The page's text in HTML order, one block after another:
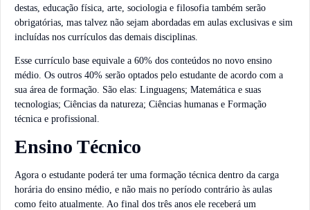
destas, educação física, arte, sociologia e filosofia também serão
obrigatórias, mas talvez não sejam abordadas em aulas exclusivas e sim
incluídas nos currículos das demais disciplinas.
Esse currículo base equivale a 60% dos conteúdos no novo ensino
médio. Os outros 40% serão optados pelo estudante de acordo com a
sua área de formação. São elas: Linguagens; Matemática e suas
tecnologias; Ciências da natureza; Ciências humanas e Formação
técnica e profissional.
Ensino Técnico
Agora o estudante poderá ter uma formação técnica dentro da carga
horária do ensino médio, e não mais no período contrário às aulas
como feito atualmente. Ao final dos três anos ele receberá um